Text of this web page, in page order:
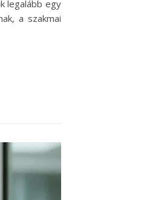
legalább egy
a szakmai